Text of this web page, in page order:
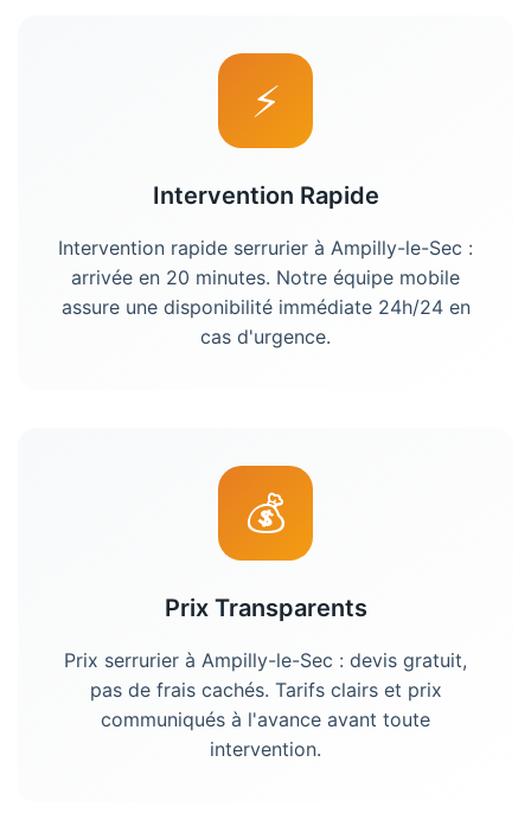
⚡
Intervention Rapide
Intervention rapide serrurier à Ampilly-le-Sec :
arrivée en 20 minutes. Notre équipe mobile
assure une disponibilité immédiate 24h/24 en
cas d'urgence.
💰
Prix Transparents
Prix serrurier à Ampilly-le-Sec : devis gratuit,
pas de frais cachés. Tarifs clairs et prix
communiqués à l'avance avant toute
intervention.